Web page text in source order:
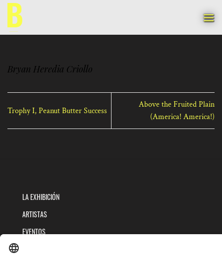
Saltar
contenido
Bryan Heredia Criollo
Trophy I, Peanut Butter Success
Above the Fruited Plain
(America! America!)
LA EXHIBICIÓN
ARTISTAS
EVENTOS